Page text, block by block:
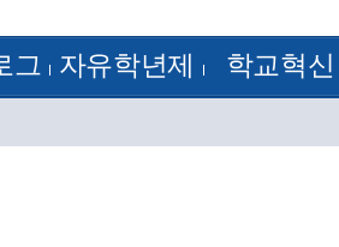
그
자유학년제
3학년
학교혁신
전문적 학습 공동체